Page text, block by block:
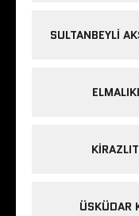
SULTANBEYLI
ÜSKÜDAR